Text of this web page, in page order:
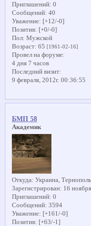
Приглашений: 0
Сообщений: 40
Уважение: [+12/-0]
Позитив: [+0/-0]
Пол: Мужской
Возраст: 65 [1961-02-16]
Провел на форуме:
4 дня 7 часов
Последний визит:
9 февраля, 2012г. 00:36:55
БМП 58
Академик
Откуда: Украина, Тернополь
Зарегистрирован: 16
Приглашений: 0
Сообщений: 3594
Уважение: [+161/-0]
Позитив: [+63/-1]